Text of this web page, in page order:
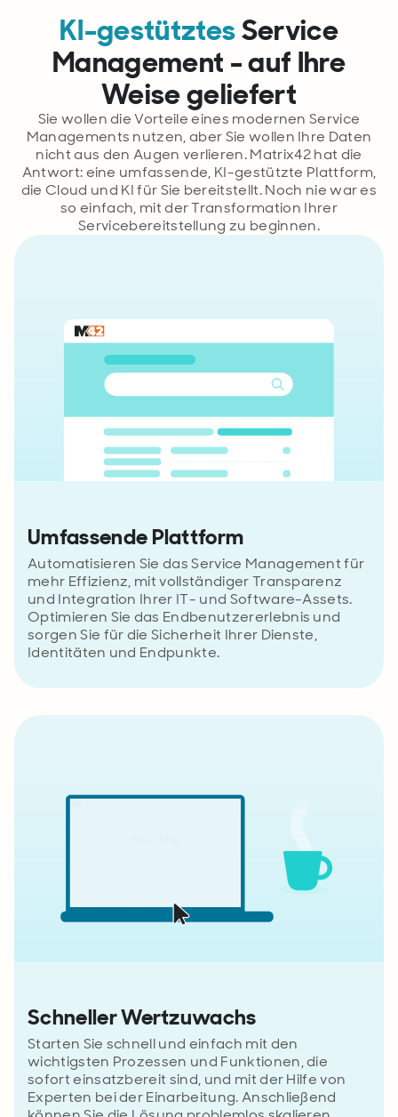
KI-gestütztesService
Management - auf Ihre
Weise geliefert
Sie wollen die Vorteile eines modernen Service
Managements nutzen, aber Sie wollen Ihre Daten
nicht aus den Augen verlieren. Matrix42 hat die
Antwort: eine umfassende, KI-gestützte Plattform,
die Cloud und KI für Sie bereitstellt. Noch nie war es
so einfach, mit der Transformation Ihrer
Servicebereitstellung zu beginnen.
Umfassende Plattform
Automatisieren Sie das Service Management für
mehr Effizienz, mit vollständiger Transparenz
und Integration Ihrer IT- und Software-Assets.
Optimieren Sie das Endbenutzererlebnis und
sorgen Sie für die Sicherheit Ihrer Dienste,
Identitäten und Endpunkte.
Schneller Wertzuwachs
Starten Sie schnell und einfach mit den
wichtigsten Prozessen und Funktionen, die
sofort einsatzbereit sind, und mit der Hilfe von
Experten bei der Einarbeitung. Anschließend